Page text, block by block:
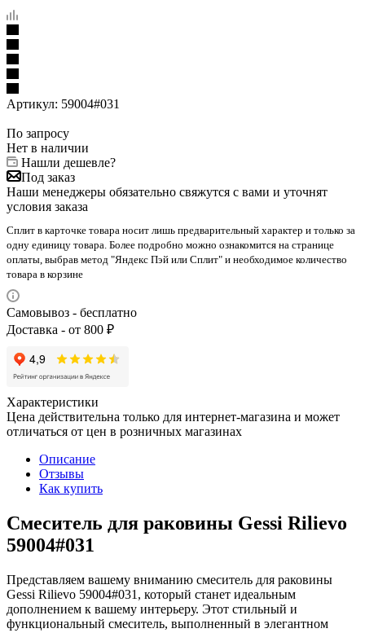
Артикул: 59004#031
По запросу
Нет в наличии
Нашли дешевле?
Под заказ
Наши менеджеры обязательно свяжутся с вами и уточнят
условия заказа
Сплит в карточке товара носит лишь предварительный характер и только за
одну единицу товара. Более подробно можно ознакомится на странице
оплаты, выбрав метод "Яндекс Пэй или Сплит" и необходимое количество
товара в корзине
Самовывоз - бесплатно
Доставка - от 800 ₽
Характеристики
Цена действительна только для интернет-магазина и может
отличаться от цен в розничных магазинах
Описание
Отзывы
Как купить
Смеситель для раковины Gessi Rilievo
59004#031
Представляем вашему вниманию смеситель для раковины
Gessi Rilievo 59004#031, который станет идеальным
дополнением к вашему интерьеру. Этот стильный и
функциональный смеситель, выполненный в элегантном